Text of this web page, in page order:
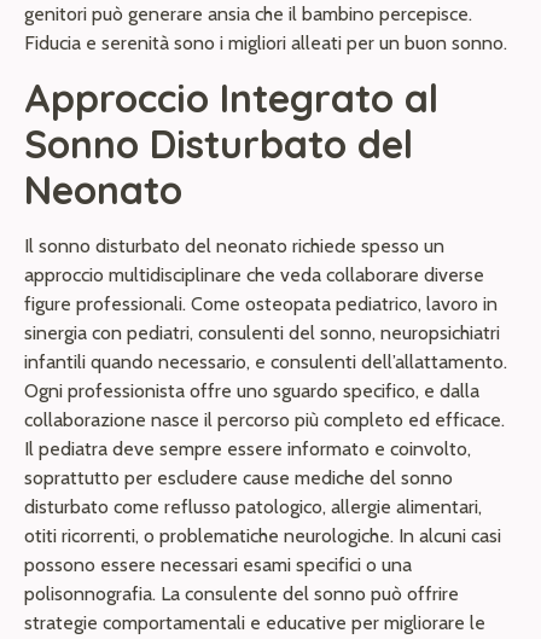
genitori può generare ansia che il bambino percepisce.
Fiducia e serenità sono i migliori alleati per un buon sonno.
Approccio Integrato al
Sonno Disturbato del
Neonato
Il sonno disturbato del neonato richiede spesso un
approccio multidisciplinare che veda collaborare diverse
figure professionali. Come osteopata pediatrico, lavoro in
sinergia con pediatri, consulenti del sonno, neuropsichiatri
infantili quando necessario, e consulenti dell’allattamento.
Ogni professionista offre uno sguardo specifico, e dalla
collaborazione nasce il percorso più completo ed efficace.
Il pediatra deve sempre essere informato e coinvolto,
soprattutto per escludere cause mediche del sonno
disturbato come reflusso patologico, allergie alimentari,
otiti ricorrenti, o problematiche neurologiche. In alcuni casi
possono essere necessari esami specifici o una
polisonnografia. La consulente del sonno può offrire
strategie comportamentali e educative per migliorare le